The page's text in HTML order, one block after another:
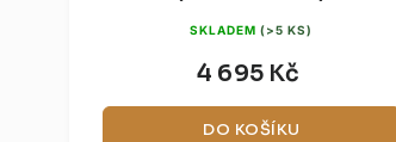
SKLADEM(>5 KS)
4 695 Kč
DO KOŠÍKU